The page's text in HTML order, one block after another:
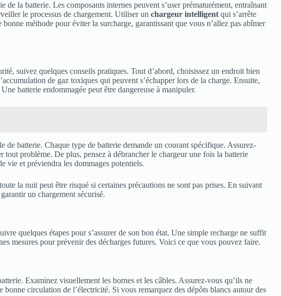
de la batterie. Les composants internes peuvent s’user prématurément, entraînant
le processus de chargement. Utiliser un chargeur intelligent qui s’arrête
méthode pour éviter la surcharge, garantissant que vous n’allez pas abîmer
suivez quelques conseils pratiques. Tout d’abord, choisissez un endroit bien
de gaz toxiques qui peuvent s’échapper lors de la charge. Ensuite,
batterie endommagée peut être dangereuse à manipuler.
de batterie. Chaque type de batterie demande un courant spécifique. Assurez-
problème. De plus, pensez à débrancher le chargeur une fois la batterie
vie et préviendra les dommages potentiels.
la nuit peut être risqué si certaines précautions ne sont pas prises. En suivant
un chargement sécurisé.
quelques étapes pour s’assurer de son bon état. Une simple recharge ne suffit
mesures pour prévenir des décharges futures. Voici ce que vous pouvez faire.
Examinez visuellement les bornes et les câbles. Assurez-vous qu’ils ne
circulation de l’électricité. Si vous remarquez des dépôts blancs autour des